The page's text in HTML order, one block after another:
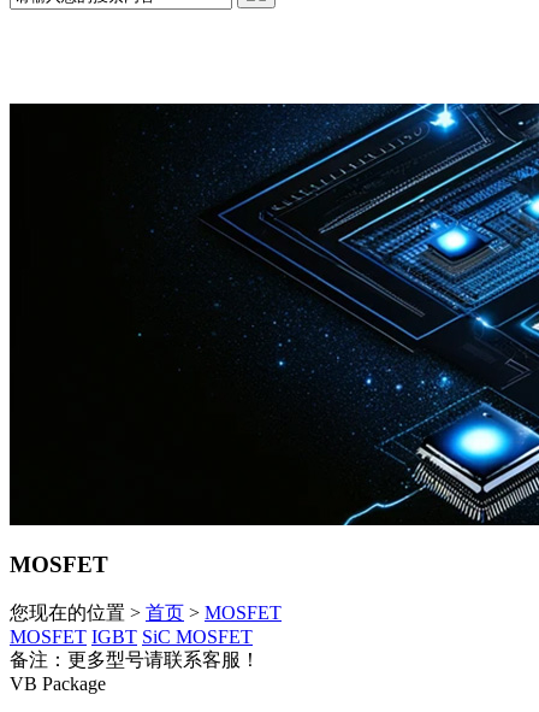
MOSFET
您现在的位置 > 首页 > MOSFET
MOSFET IGBT SiC MOSFET
备注：更多型号请联系客服！
VB Package